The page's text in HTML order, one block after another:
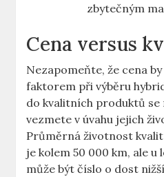
zbytečným
Cena ⁤versus
Nezapomeňte, že cena
faktorem při‌ výběru
do kvalitních produktů se
vezmete v úvahu jejich⁢
Průměrná životnost
je kolem 50 ⁣000 km, ale ⁣u
může být číslo ⁢o​ dost